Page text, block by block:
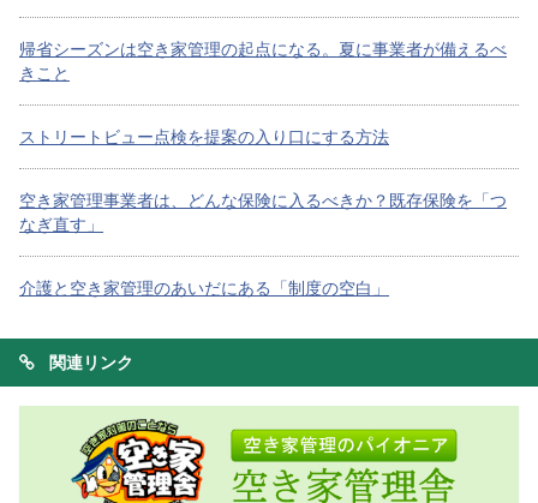
帰省シーズンは空き家管理の起点になる。夏に事業者が備えるべ
きこと
ストリートビュー点検を提案の入り口にする方法
空き家管理事業者は、どんな保険に入るべきか？既存保険を「つ
なぎ直す」
介護と空き家管理のあいだにある「制度の空白」
関連リンク